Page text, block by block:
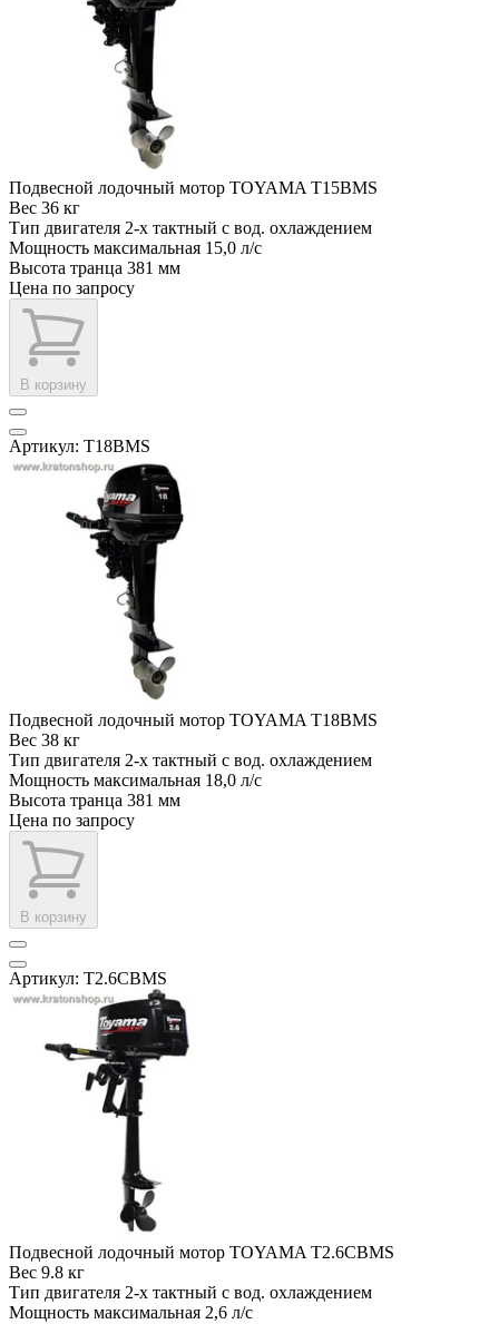
Подвесной лодочный мотор TOYAMA T15BMS
Вес 36 кг
Тип двигателя 2-х тактный с вод. охлаждением
Мощность максимальная 15,0 л/с
Высота транца 381 мм
Цена по запросу
В корзину
Артикул: T18BMS
Подвесной лодочный мотор TOYAMA T18BMS
Вес 38 кг
Тип двигателя 2-х тактный с вод. охлаждением
Мощность максимальная 18,0 л/с
Высота транца 381 мм
Цена по запросу
В корзину
Артикул: T2.6CBMS
Подвесной лодочный мотор TOYAMA T2.6CBMS
Вес 9.8 кг
Тип двигателя 2-х тактный с вод. охлаждением
Мощность максимальная 2,6 л/с